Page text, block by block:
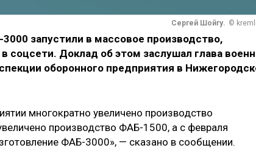
Сергей Шойгу. ©
запустили в массовое производство,
Доклад об этом заслушал глава
оборонного предприятия в
многократно увеличено производство
производство ФАБ-1500, а с февраля
ФАБ-3000», — сказано в сообщении.